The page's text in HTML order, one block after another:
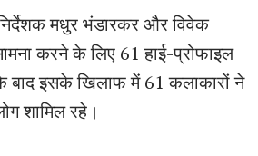
मधुर भंडारकर और विवेक
करने के लिए 61 हाई-प्रोफाइल
बाद इसके खिलाफ में 61 कलाकारों ने
शामिल रहे।